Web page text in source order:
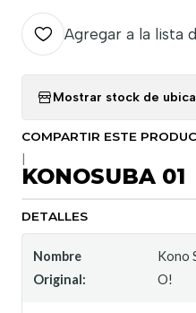
Agregar a la lista
Mostrar stock de
COMPARTIR ESTE
KONOSUBA 01
DETALLES
Nombre
Original:
Kono
O!